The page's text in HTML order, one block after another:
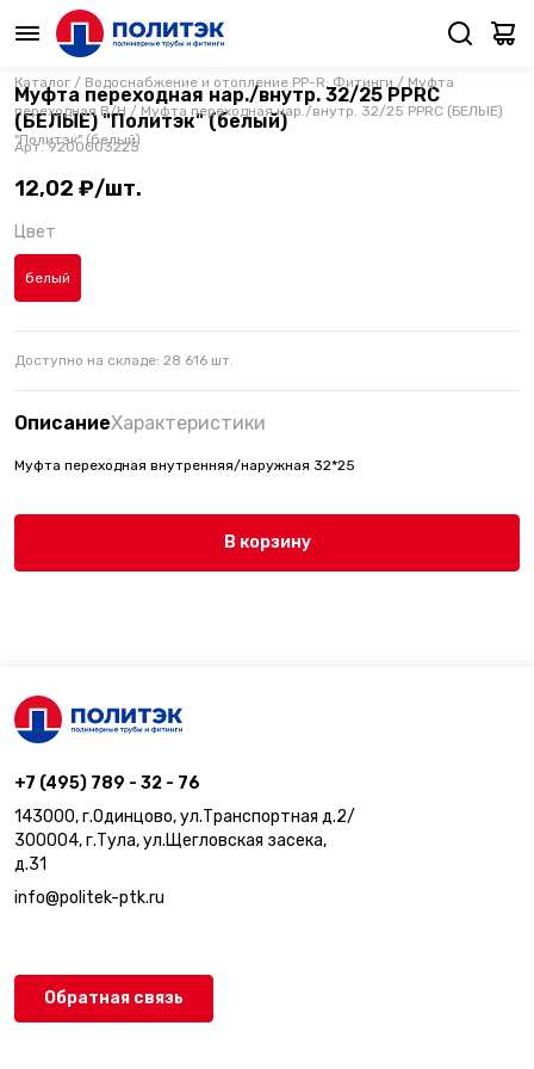
Каталог / Водоснабжение и отопление PP-R: Фитинги / Муфта
переходная В/Н / Муфта переходная нар./внутр. 32/25 PPRC (БЕЛЫЕ)
"Политэк" (белый)
Муфта переходная нар./внутр. 32/25 PPRC
(БЕЛЫЕ) "Политэк" (белый)
Арт.9200003225
12,02 ₽/шт.
Цвет
белый
Доступно на складе: 28 616 шт.
ОписаниеХарактеристики
Муфта переходная внутренняя/наружная 32*25
В корзину
+7 (495) 789 - 32 - 76
143000, г.Одинцово, ул.Транспортная д.2/
300004, г.Тула, ул.Щегловская засека,
д.31
info@politek-ptk.ru
Обратная связь